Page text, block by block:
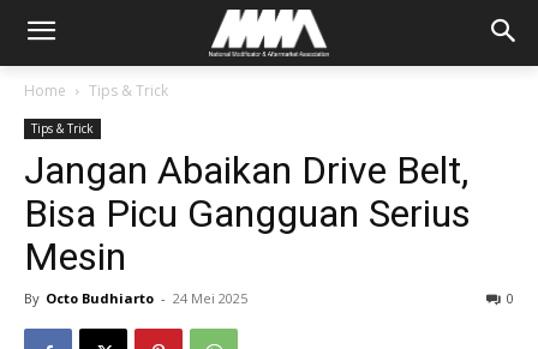
Home Tips & Trick
Tips & Trick
Jangan Abaikan Drive Belt,
Bisa Picu Gangguan Serius
Mesin
By Octo Budhiarto - 24 Mei 2025 0